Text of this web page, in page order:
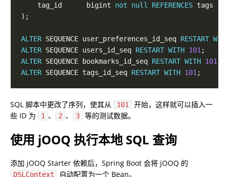
    tag_id      bigint
not null
REFERENCES
ALTER SEQUENCE user_preferences_id_seq RESTART WITH
ALTER SEQUENCE users_id_seq RESTART WITH 101
ALTER SEQUENCE bookmarks_id_seq RESTART WITH 101
ALTER SEQUENCE tags_id_seq RESTART WITH 101
SQL 脚本中更改了序列，使其从 101
开始，这样就可以插入一
些 ID 为
1 、 2 、 3 等的测试数据。
使用 jOOQ 执行本地 SQL 查询
添加 jOOQ Starter 依赖后，Spring Boot 会将 jOOQ 的
DSLContext 自动配置为一个 Bean。